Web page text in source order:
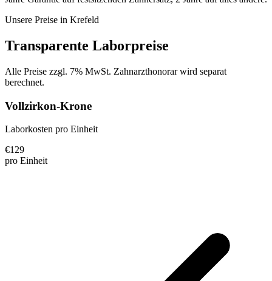
Unsere Preise in Krefeld
Transparente Laborpreise
Alle Preise zzgl. 7% MwSt. Zahnarzthonorar wird separat
berechnet.
Vollzirkon-Krone
Laborkosten pro Einheit
€129
pro Einheit